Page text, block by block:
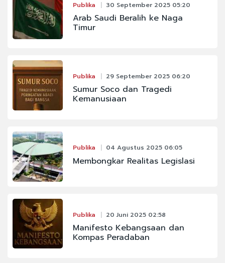
Publika 30 September 2025 05:20
Arab Saudi Beralih ke Naga
Timur
Publika 29 September 2025 06:20
Sumur Soco dan Tragedi
Kemanusiaan
Publika 04 Agustus 2025 06:05
Membongkar Realitas Legislasi
Publika 20 Juni 2025 02:58
Manifesto Kebangsaan dan
Kompas Peradaban